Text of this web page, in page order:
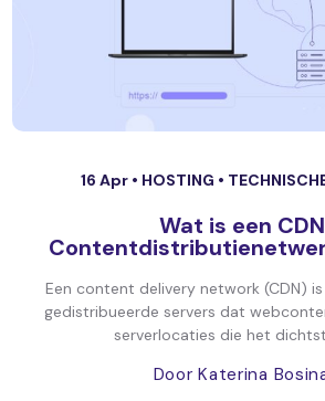
16 Apr • HOSTING •
Wat is een
Een content delivery network (CDN)
gedistribueerde servers dat
serverlocaties die het
Door Katerina